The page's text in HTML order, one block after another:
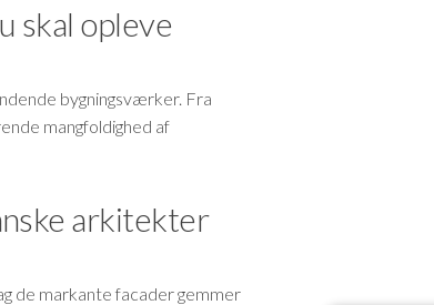
skal opleve
bygningsværker. Fra
mangfoldighed af
arkitekter
de markante facader gemmer